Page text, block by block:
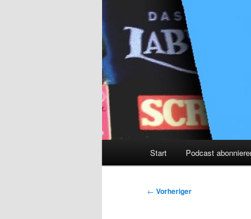
Start Podcast
Beitragsnavigation
← Vorheriger